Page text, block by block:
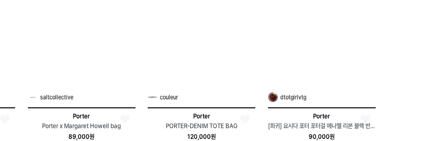
saltcollective
Porter
Porter x Margaret Howell bag
89,000원
couleur
Porter
PORTER-DENIM TOTE BAG
120,000원
dtotgirlvtg
Porter
[희귀] 요시다 포터 포터걸 에나멜 리본 블랙 반지갑
90,000원